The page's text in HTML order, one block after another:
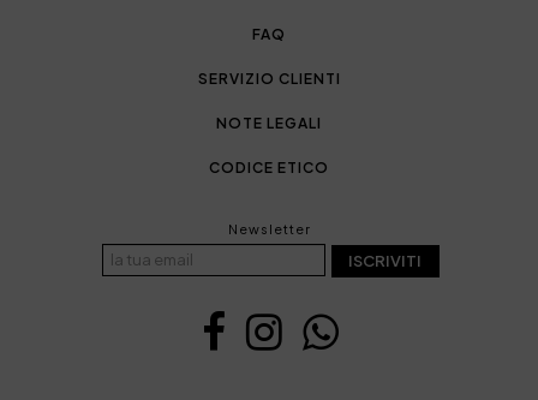
FAQ
SERVIZIO CLIENTI
NOTE LEGALI
CODICE ETICO
Newsletter
ISCRIVITI